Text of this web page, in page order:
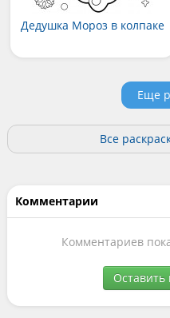
Дедушка Мороз в колпаке
Еще
Все
Комментарии
Комментариев